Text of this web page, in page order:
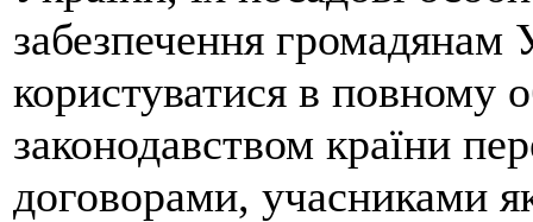
забезпечення громадянам
користуватися в повному
законодавством країни
договорами, учасниками